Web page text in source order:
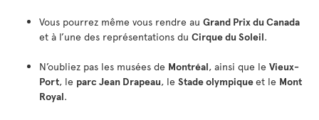
Vous pourrez même vous rendre au Grand Prix du Canada
et à l’une des représentations du Cirque du Soleil.
N’oubliez pas les musées de Montréal, ainsi que le Vieux-
Port, le parc Jean Drapeau, le Stade olympiqueet le Mont
Royal.